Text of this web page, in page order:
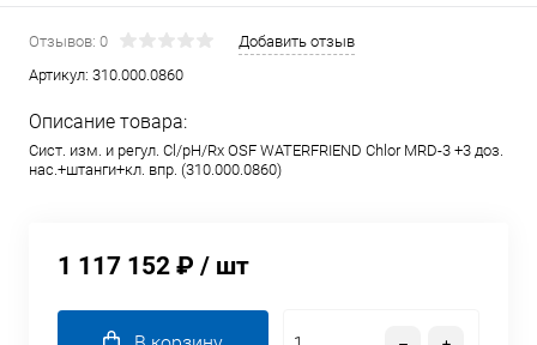
Отзывов: 0
Добавить отзыв
Артикул: 310.000.0860
Описание товара:
Сист. изм. и регул. Cl/pH/Rx OSF WATERFRIEND Chlor MRD-3 +3 доз.
нас.+штанги+кл. впр. (310.000.0860)
1 117 152 ₽ / шт